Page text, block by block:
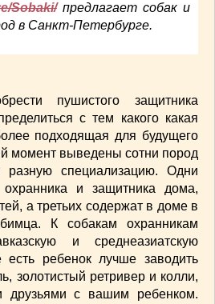
(185)
(38)
ПИЩЕВЫХ РАСТЕНИЙ
Sobaki/предлагает собак и
в Санкт-Петербурге.
пушистого защитника
с тем какого какая
подходящая для будущего
момент выведены сотни пород
специализацию. Одни
и защитника дома,
а третьих содержат в доме в
К собакам охранникам
и среднеазиатскую
ребенок лучше заводить
золотистый ретривер и колли,
друзьями с вашим ребенком.